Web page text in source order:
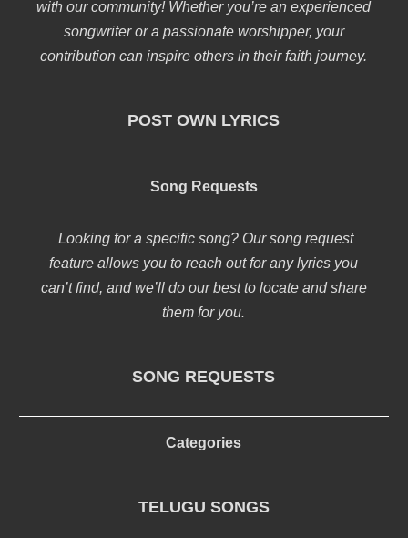
with our community! Whether you’re an experienced
songwriter or a passionate worshipper, your
contribution can inspire others in their faith journey.
POST OWN LYRICS
Song Requests
Looking for a specific song? Our song request
feature allows you to reach out for any lyrics you
can’t find, and we’ll do our best to locate and share
them for you.
SONG REQUESTS
Categories
TELUGU SONGS